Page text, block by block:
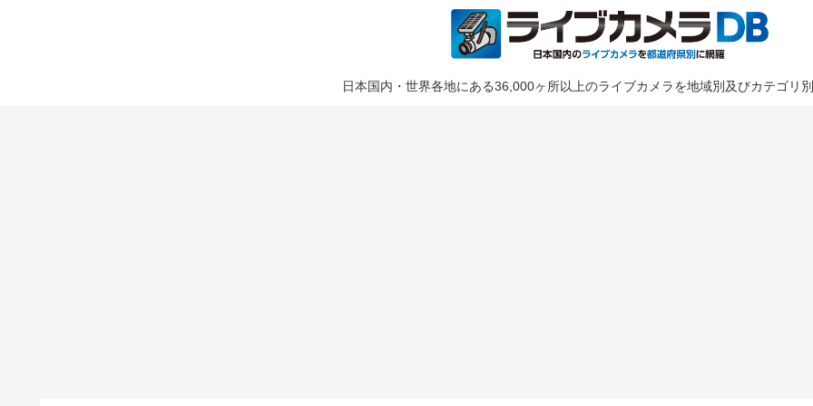
日本国内・世界各地にある36,000ヶ所以上のライブカメラを地域別及びカテゴリ別